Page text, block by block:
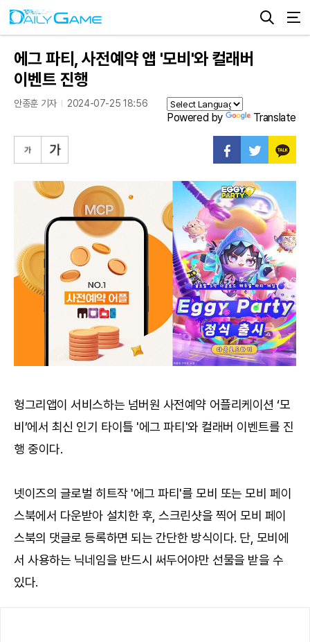
에그 파티, 사전예약 앱 '모비'와 컬래버
이벤트 진행
안종훈 기자 2024-07-25 18:56
Powered by Translate
헝그리앱이 서비스하는 넘버원 사전예약 어플리케이션 ‘모
비’에서 최신 인기 타이틀 '에그 파티'와 컬래버 이벤트를 진
행 중이다.
넷이즈의 글로벌 히트작 '에그 파티'를 모비 또는 모비 페이
스북에서 다운받아 설치한 후, 스크린샷을 찍어 모비 페이
스북의 댓글로 등록하면 되는 간단한 방식이다. 단, 모비에
서 사용하는 닉네임을 반드시 써두어야만 선물을 받을 수
있다.